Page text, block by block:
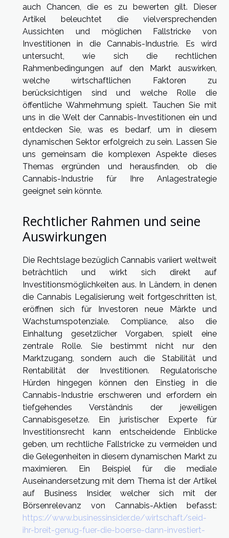
auch Chancen, die es zu bewerten gilt. Dieser
Artikel beleuchtet die vielversprechenden
Aussichten und möglichen Fallstricke von
Investitionen in die Cannabis-Industrie. Es wird
untersucht, wie sich die rechtlichen
Rahmenbedingungen auf den Markt auswirken,
welche wirtschaftlichen Faktoren zu
berücksichtigen sind und welche Rolle die
öffentliche Wahrnehmung spielt. Tauchen Sie mit
uns in die Welt der Cannabis-Investitionen ein und
entdecken Sie, was es bedarf, um in diesem
dynamischen Sektor erfolgreich zu sein. Lassen Sie
uns gemeinsam die komplexen Aspekte dieses
Themas ergründen und herausfinden, ob die
Cannabis-Industrie für Ihre Anlagestrategie
geeignet sein könnte.
Rechtlicher Rahmen und seine
Auswirkungen
Die Rechtslage bezüglich Cannabis variiert weltweit
beträchtlich und wirkt sich direkt auf
Investitionsmöglichkeiten aus. In Ländern, in denen
die Cannabis Legalisierung weit fortgeschritten ist,
eröffnen sich für Investoren neue Märkte und
Wachstumspotenziale. Compliance, also die
Einhaltung gesetzlicher Vorgaben, spielt eine
zentrale Rolle. Sie bestimmt nicht nur den
Marktzugang, sondern auch die Stabilität und
Rentabilität der Investitionen. Regulatorische
Hürden hingegen können den Einstieg in die
Cannabis-Industrie erschweren und erfordern ein
tiefgehendes Verständnis der jeweiligen
Cannabisgesetze. Ein juristischer Experte für
Investitionsrecht kann entscheidende Einblicke
geben, um rechtliche Fallstricke zu vermeiden und
die Gelegenheiten in diesem dynamischen Markt zu
maximieren. Ein Beispiel für die mediale
Auseinandersetzung mit dem Thema ist der Artikel
auf Business Insider, welcher sich mit der
Börsenrelevanz von Cannabis-Aktien befasst:
https://www.businessinsider.de/wirtschaft/seid-
ihr-breit-genug-fuer-die-boerse-dann-investiert-